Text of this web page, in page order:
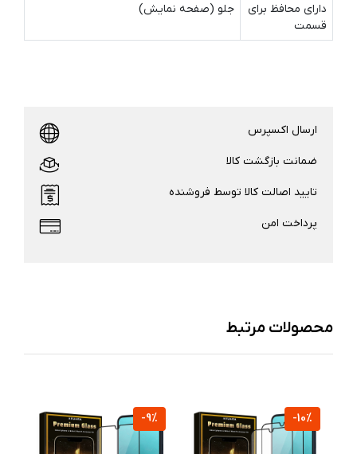
دارای محافظ برای
قسمت
جلو (صفحه نمایش)
ارسال اکسپرس
ضمانت بازگشت کالا
تایید اصالت کالا توسط فروشنده
پرداخت امن
محصولات مرتبط
-10%
-9%